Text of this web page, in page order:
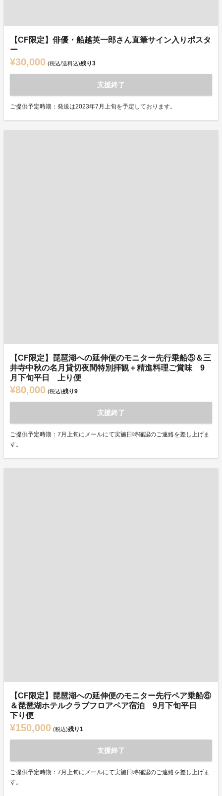
【CF限定】俳優・船越英一郎さん直筆サイン入りポスタ
ー
¥30,000 (税込/送料込)残り3
支援終了
ご提供予定時期：発送は2023年7月上旬を予定しております。
【CF限定】琵琶湖への延伸便のモニター先行乗船⑤＆三
井寺中秋の名月貸切夜間特別拝観＋精進料理ご賞味 9
月下旬平日 上り便
¥80,000 (税込)残り9
支援終了
ご提供予定時期：7月上旬にメールにて実施日時確認のご連絡を差し上げま
す。
【CF限定】琵琶湖への延伸便のモニター先行ペア乗船⑥
＆琵琶湖ホテルクラブフロアペア宿泊 9月下旬平日
下り便
¥150,000 (税込)残り1
支援終了
ご提供予定時期：7月上旬にメールにて実施日時確認のご連絡を差し上げま
す。